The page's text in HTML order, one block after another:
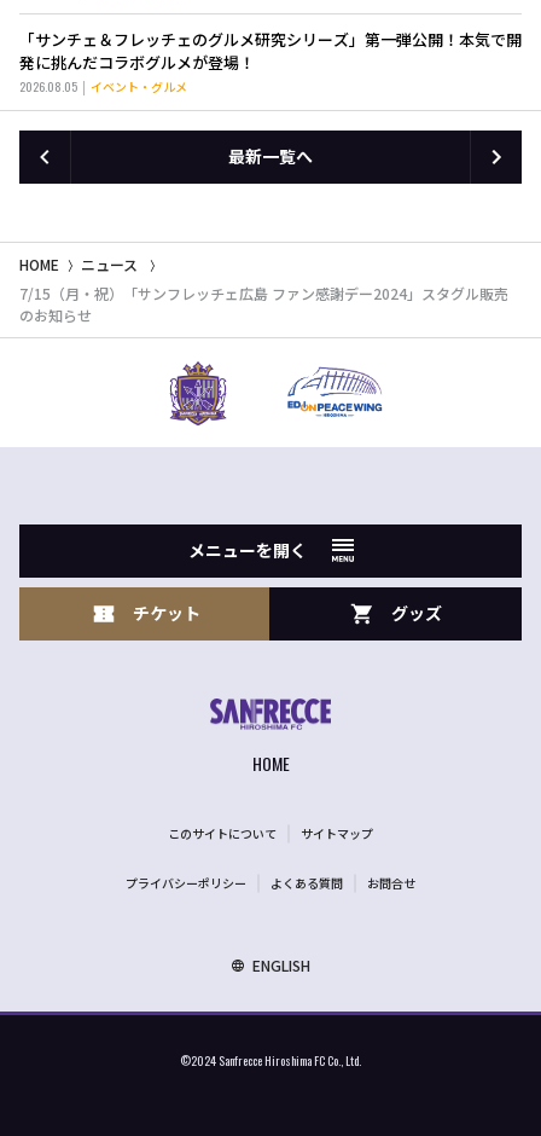
「サンチェ＆フレッチェのグルメ研究シリーズ」第一弾公開！本気で開
発に挑んだコラボグルメが登場！
2026.08.05 イベント・グルメ
最新一覧へ
HOME
ニュース
7/15（月・祝）「サンフレッチェ広島 ファン感謝デー2024」スタグル販売
のお知らせ
メニューを開く
チケット グッズ
HOME
このサイトについて サイトマップ
プライバシーポリシー よくある質問 お問合せ
ENGLISH
©2024 Sanfrecce Hiroshima FC Co., Ltd.